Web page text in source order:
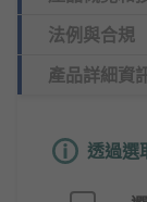
法例與合規
產品詳細資
透過選